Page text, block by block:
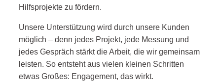
Hilfsprojekte zu fördern.
Unsere Unterstützung wird durch unsere Kunden
möglich – denn jedes Projekt, jede Messung und
jedes Gespräch stärkt die Arbeit, die wir gemeinsam
leisten. So entsteht aus vielen kleinen Schritten
etwas Großes: Engagement, das wirkt.